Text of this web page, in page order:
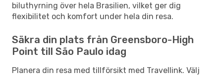
biluthyrning över hela Brasilien, vilket ger dig
flexibilitet och komfort under hela din resa.
Säkra din plats från Greensboro-High
Point till São Paulo idag
Planera din resa med tillförsikt med Travellink. Välj